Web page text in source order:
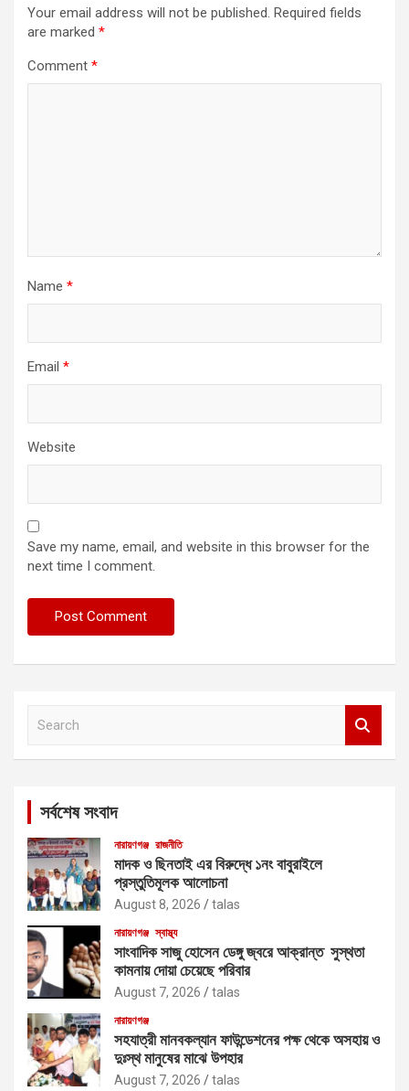
Your email address will not be published. Required fields
are marked *
Comment *
Name *
Email *
Website
Save my name, email, and website in this browser for the
next time I comment.
সর্বশেষ সংবাদ
নারায়ণগঞ্জ রাজনীতি
মাদক ও ছিনতাই এর বিরুদ্ধে ১নং বাবুরাইলে
প্রস্তুতিমূলক আলোচনা
August 8, 2026 talas
নারায়ণগঞ্জ স্বাস্থ্য
সাংবাদিক সাজু হোসেন ডেঙ্গু জ্বরে আক্রান্ত সুস্থতা
কামনায় দোয়া চেয়েছে পরিবার
August 7, 2026 talas
নারায়ণগঞ্জ
সহযাত্রী মানবকল্যান ফাউন্ডেশনের পক্ষ থেকে অসহায় ও
দুঃস্থ মানুষের মাঝে উপহার
August 7, 2026 talas